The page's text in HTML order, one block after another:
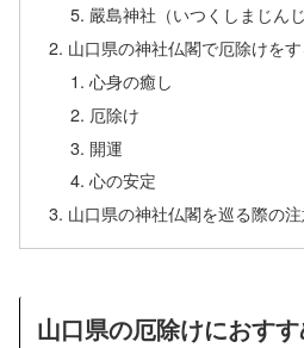
嚴島神社（いつくしまじんじ
山口県の神社仏閣で厄除けを
心身の癒し
厄除け
開運
心の安定
山口県の神社仏閣を巡る際の
山口県の厄除けにおす